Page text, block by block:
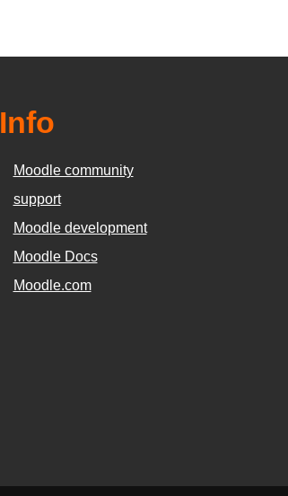
Info
Moodle community
support
Moodle development
Moodle Docs
Moodle.com